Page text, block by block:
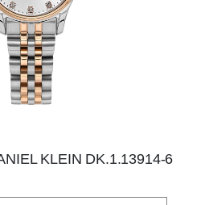
KLEIN DK.1.13914-6